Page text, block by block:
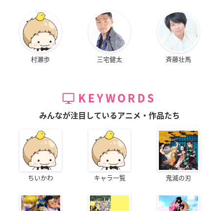
村瀬歩 三宅健太 斉藤壮馬
KEYWORDS
みんなが注目しているアニメ・作品たち
ちいかわ キャラ一覧 鬼滅の刃